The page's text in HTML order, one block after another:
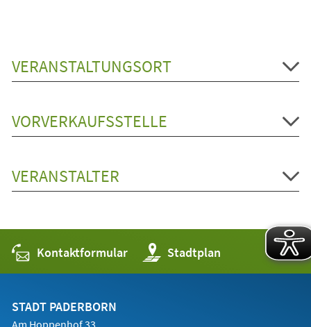
VERANSTALTUNGSORT
VORVERKAUFSSTELLE
VERANSTALTER
Kontaktformular Stadtplan
(Öffnet
in
einem
STADT PADERBORN
Am Hoppenhof 33